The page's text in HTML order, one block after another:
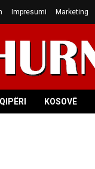
Impresumi Marketing
KOSOVË